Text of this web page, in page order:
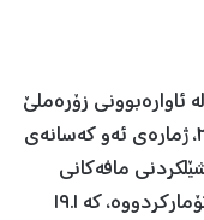
ئاوارەبوونی زۆرەملێ
٢٠٢٢، دەرکەوتووە کە تا کۆتایی ساڵی ٢٠٢٢، ژمارەی ئەو کەسانەی
مافەکانی
مرۆڤەوە ئاوارەبوون، ١٠٨.٤ ملیۆن کەسی تۆمارکردووە، کە ١٩.١